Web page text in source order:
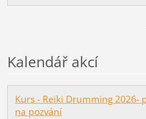
Kalendář akcí
Kurs - Reiki Drumming 2026-
na pozvání